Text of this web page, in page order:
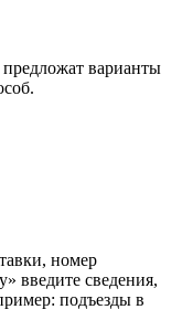
варианты
номер
введите сведения,
подъезды в